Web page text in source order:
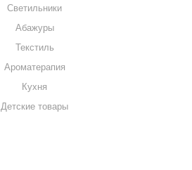
Светильники
Абажуры
Текстиль
Ароматерапия
Кухня
Детские товары